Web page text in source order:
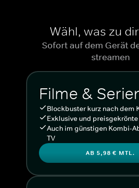
Wähl, was zu
Sofort auf dem Gerät
streamen
Filme &
Blockbuster kurz nach dem
Exklusive und
Auch im günstigen Kombi-
TV
AB 5,98 € MTL.